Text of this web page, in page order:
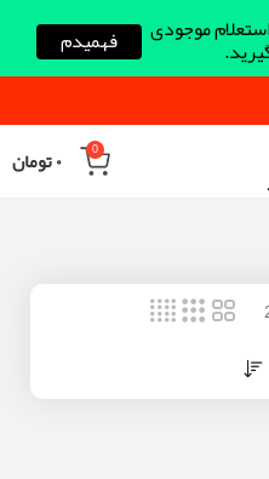
0 ۰تومان
موجودی فهمیدم